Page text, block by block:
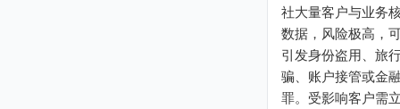
社大量客户与业务
数据，风险极高，
引发身份盗用、旅
骗、账户接管或金
罪。受影响客户需